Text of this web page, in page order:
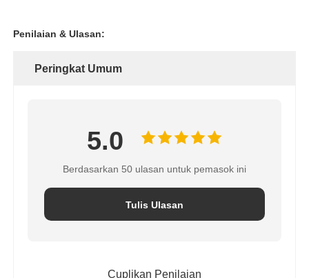
Penilaian & Ulasan:
Peringkat Umum
5.0
Berdasarkan 50 ulasan untuk pemasok ini
Tulis Ulasan
Cuplikan Penilaian